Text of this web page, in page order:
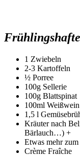
1 Zwiebeln
2-3 Kartoffeln
½ Porree
100g Sellerie
100g Blattspinat
100ml
1,5 l
Kräuter nach
Bärlauch…) +
Etwas mehr
Crème Fraîche